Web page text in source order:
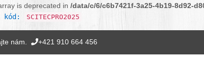
is deprecated in /data/c/6/c6b7421f-3a25-4b19-8d92-
kód: SCITECPRO2025
nám. +421 910 664 456